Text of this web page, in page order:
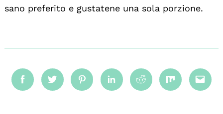
sano preferito e gustatene una sola porzione.
FacebookTwitterPinterestLinkedinRedditMix